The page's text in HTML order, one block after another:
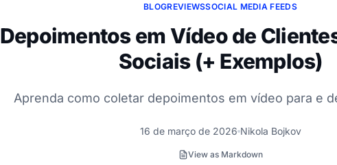
BLOGREVIEWSSOCIAL MEDIA FEEDS
Depoimentos em Vídeo de
Sociais (+ Exemplos)
Aprenda como coletar depoimentos em vídeo para e
16 de março de 2026 Nikola Bojkov
View as Markdown